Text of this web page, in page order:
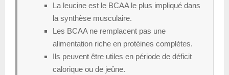
La leucine est le BCAA le plus impliqué dans
la synthèse musculaire.
Les BCAA ne remplacent pas une
alimentation riche en protéines complètes.
Ils peuvent être utiles en période de déficit
calorique ou de jeûne.